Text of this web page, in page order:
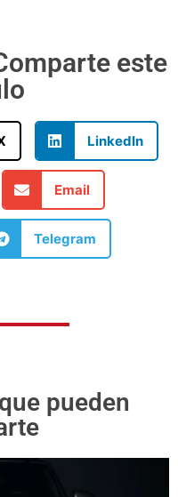
este
LinkedIn
Email
Telegram
pueden